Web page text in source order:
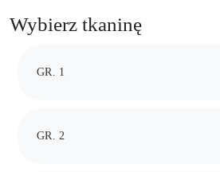
Wybierz tkaninę
GR. 1
GR. 2